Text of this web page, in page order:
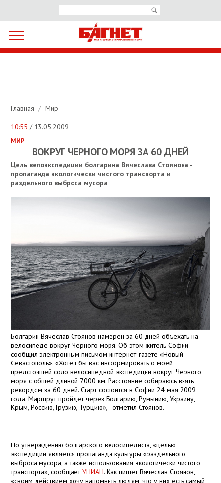
Главная / Мир
10:55 / 13.05.2009
МИР
ВОКРУГ ЧЕРНОГО МОРЯ ЗА 60 ДНЕЙ
Цель велоэкспедиции болгарина Вячеслава Стоянова -
пропаганда экологически чистого транспорта и
раздельного выброса мусора
Болгарин Вячеслав Стоянов намерен за 60 дней объехать на
велосипеде вокруг Черного моря. Об этом житель Софии
сообщил электронным письмом интернет-газете «Новый
Севастополь». «Хотел бы вас информировать о моей
предстоящей соло велосипедной экспедиции вокруг Черного
моря с общей длиной 7000 км. Расстояние собираюсь взять
рекордом за 60 дней. Старт состоится в Софии 24 мая 2009
года. Маршрут пройдет через Болгарию, Румынию, Украину,
Крым, Рoссию, Грузию, Турцию», - отметилСтоянов.
По утверждению болгарского велосипедиста, «целью
экспедиции является пропаганда культуры«раздельного
выброса мусора, атакже использования экологически чистого
транспорта», сообщаетУНИАН. Как пишетВячеслав Стоянов,
«своим действием хочу напомнить людям, что у них есть самый